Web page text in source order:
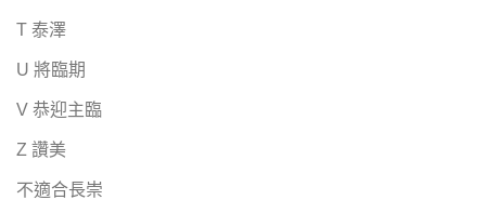
T 泰澤
U 將臨期
V 恭迎主臨
Z 讚美
不適合長崇